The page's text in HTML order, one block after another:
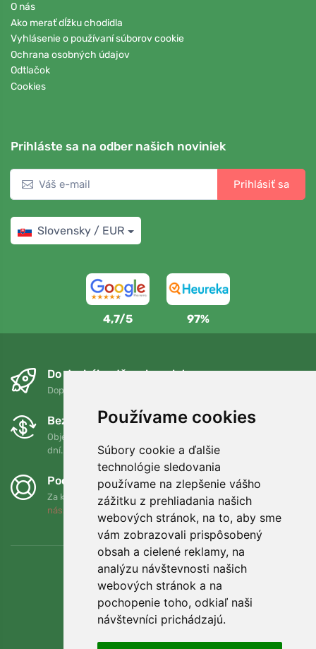
Používame cookies
Súbory cookie a ďalšie
technológie sledovania
používame na zlepšenie vášho
zážitku z prehliadania našich
webových stránok, na to, aby sme
vám zobrazovali prispôsobený
obsah a cielené reklamy, na
analýzu návštevnosti našich
webových stránok a na
pochopenie toho, odkiaľ naši
návštevníci prichádzajú.
O nás
Ako merať dĺžku chodidla
Vyhlásenie o používaní súborov cookie
Ochrana osobných údajov
Odtlačok
Cookies
Prihláste sa na odber našich noviniek
Prihlásiť sa
Slovensky / EUR
4,7/5 97%
Do druhého dňa a bezplatne
Doprava zadarmo pri objednávkach nad 75 EUR
Bezplatná výmena a vrátenie tovaru
Objednávku môžete kedykoľvek vrátiť alebo vymeniť do 90
dní.
Podporujeme Trees.org
Za každú objednávku zasadíme strom! Prečítajte si viac
nás